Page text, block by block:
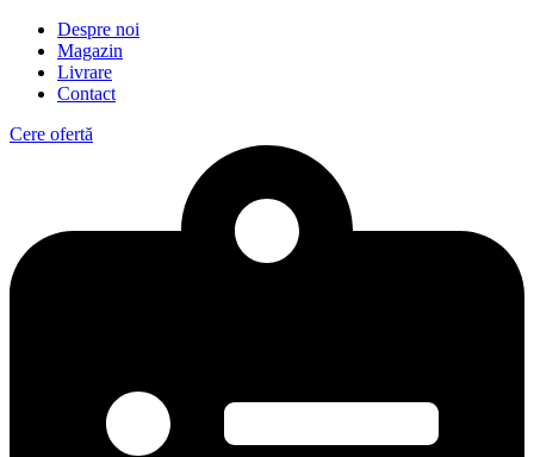
Despre noi
Magazin
Livrare
Contact
Cere ofertă